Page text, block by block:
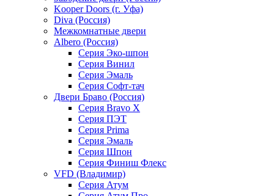
Kooper Doors (г. Уфа)
Diva (Россия)
Межкомнатные двери
Albero (Россия)
Серия Эко-шпон
Серия Винил
Серия Эмаль
Серия Софт-тач
Двери Браво (Россия)
Серия Bravo X
Серия ПЭТ
Серия Prima
Серия Эмаль
Серия Шпон
Серия Финиш Флекс
VFD (Владимир)
Серия Атум